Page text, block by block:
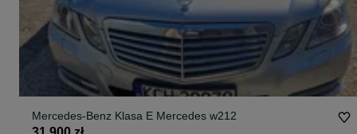
Mercedes-Benz Klasa E Mercedes w212